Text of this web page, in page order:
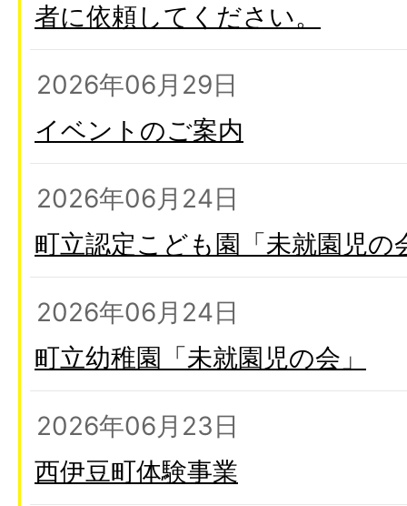
者に依頼してください。
2026年06月29日
イベントのご案内
2026年06月24日
町立認定こども園「未就園児の
2026年06月24日
町立幼稚園「未就園児の会」
2026年06月23日
西伊豆町体験事業